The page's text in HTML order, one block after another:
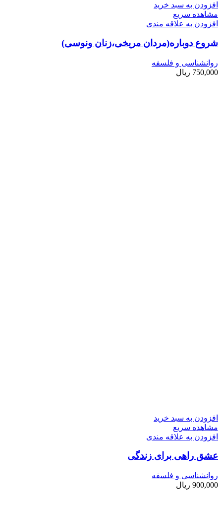
افزودن به سبد خرید
مشاهده سریع
افزودن به علاقه مندی
شروع دوباره(مردان مریخی،زنان ونوسی)
روانشناسی و فلسفه
750,000 ریال
افزودن به سبد خرید
مشاهده سریع
افزودن به علاقه مندی
عشق راهی برای زندگی
روانشناسی و فلسفه
900,000 ریال